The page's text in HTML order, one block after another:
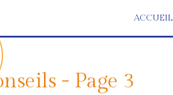
ACCUEIL
- Page 3